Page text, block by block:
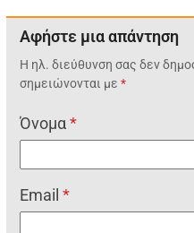
Αφήστε μια απάντηση
Η ηλ. διεύθυνση σας δεν
σημειώνονται με*
Όνομα*
Email*